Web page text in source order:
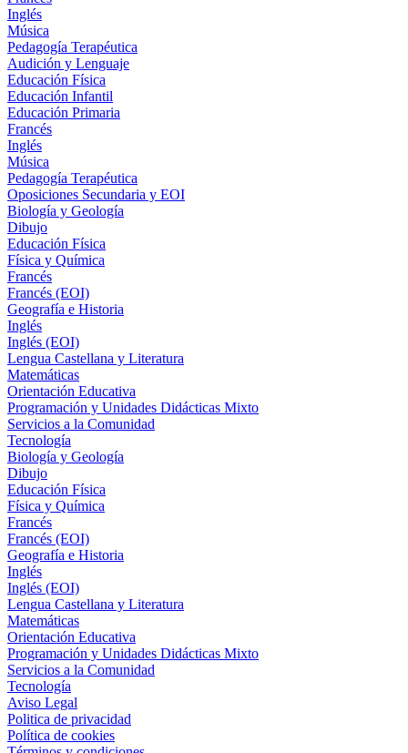
Inglés
Música
Pedagogía Terapéutica
Audición y Lenguaje
Educación Física
Educación Infantil
Educación Primaria
Francés
Inglés
Música
Pedagogía Terapéutica
Oposiciones Secundaria y EOI
Biología y Geología
Dibujo
Educación Física
Física y Química
Francés
Francés (EOI)
Geografía e Historia
Inglés
Inglés (EOI)
Lengua Castellana y Literatura
Matemáticas
Orientación Educativa
Programación y Unidades Didácticas Mixto
Servicios a la Comunidad
Tecnología
Biología y Geología
Dibujo
Educación Física
Física y Química
Francés
Francés (EOI)
Geografía e Historia
Inglés
Inglés (EOI)
Lengua Castellana y Literatura
Matemáticas
Orientación Educativa
Programación y Unidades Didácticas Mixto
Servicios a la Comunidad
Tecnología
Aviso Legal
Politica de privacidad
Política de cookies